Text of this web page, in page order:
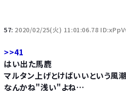
57: 2020/02/25(火) 11:01:06.78
>>41
はい出た馬鹿
マルタン上げとけばいいという風潮
なんかね"浅い"よね…